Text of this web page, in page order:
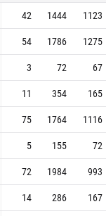
42 1444 1123
54 1786 1275
3 72 67
11 354 165
75 1764 1116
5 155 72
72 1984 993
14 286 167